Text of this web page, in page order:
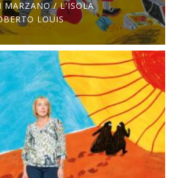
MARZANO / L'ISOLA
LOUIS